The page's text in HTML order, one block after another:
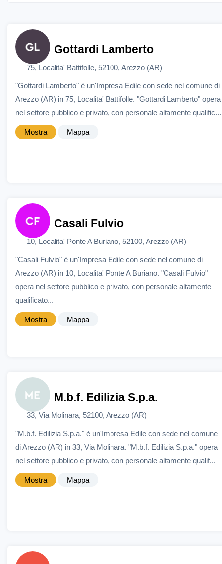
Gottardi Lamberto
75, Localita' Battifolle, 52100, Arezzo (AR)
"Gottardi Lamberto" è un'Impresa Edile con sede nel comune di
Arezzo (AR) in 75, Localita' Battifolle. "Gottardi Lamberto" opera
nel settore pubblico e privato, con personale altamente qualific...
Mostra Mappa
Casali Fulvio
10, Localita' Ponte A Buriano, 52100, Arezzo (AR)
"Casali Fulvio" è un'Impresa Edile con sede nel comune di
Arezzo (AR) in 10, Localita' Ponte A Buriano. "Casali Fulvio"
opera nel settore pubblico e privato, con personale altamente
qualificato...
Mostra Mappa
M.b.f. Edilizia S.p.a.
33, Via Molinara, 52100, Arezzo (AR)
"M.b.f. Edilizia S.p.a." è un'Impresa Edile con sede nel comune
di Arezzo (AR) in 33, Via Molinara. "M.b.f. Edilizia S.p.a." opera
nel settore pubblico e privato, con personale altamente qualif...
Mostra Mappa